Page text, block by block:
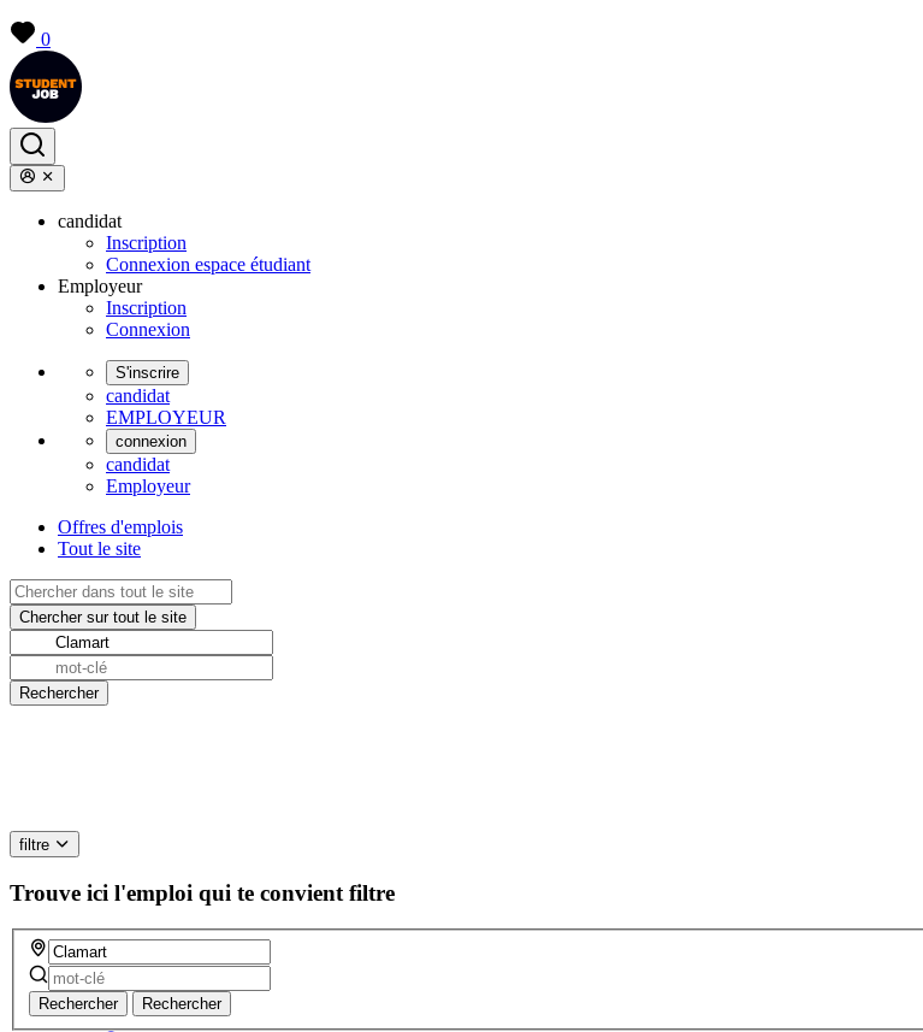
0
candidat
Inscription
Connexion espace étudiant
Employeur
Inscription
Connexion
S'inscrire
candidat
EMPLOYEUR
connexion
candidat
Employeur
Offres d'emplois
Tout le site
filtre
Trouve ici l'emploi qui te convient filtre
Rechercher Rechercher